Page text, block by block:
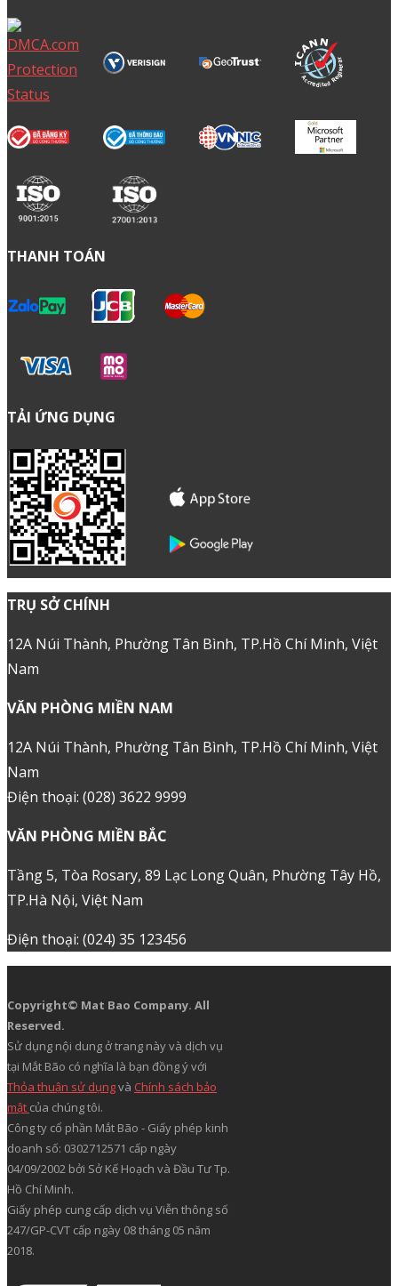
THANH TOÁN
TẢI ỨNG DỤNG
TRỤ SỞ CHÍNH
12A Núi Thành, Phường Tân Bình, TP.Hồ Chí Minh, Việt
Nam
VĂN PHÒNG MIỀN NAM
12A Núi Thành, Phường Tân Bình, TP.Hồ Chí Minh, Việt
Nam
Điện thoại: (028) 3622 9999
VĂN PHÒNG MIỀN BẮC
Tầng 5, Tòa Rosary, 89 Lạc Long Quân, Phường Tây Hồ,
TP.Hà Nội, Việt Nam
Điện thoại: (024) 35 123456
Copyright© Mat Bao Company. All
Reserved.
Sử dụng nội dung ở trang này và dịch vụ
tại Mắt Bão có nghĩa là bạn đồng ý với
Thỏa thuận sử dụngvà Chính sách bảo
mật của chúng tôi.
Công ty cổ phần Mắt Bão - Giấy phép kinh
doanh số: 0302712571 cấp ngày
04/09/2002 bởi Sở Kế Hoạch và Đầu Tư Tp.
Hồ Chí Minh.
Giấy phép cung cấp dịch vụ Viễn thông số
247/GP-CVT cấp ngày 08 tháng 05 năm
2018.